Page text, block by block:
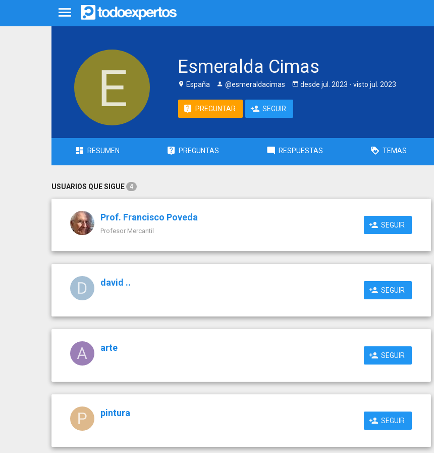
Esmeralda Cimas
España @esmeraldacimas desde jul. 2023 - visto jul. 2023
PREGUNTAR SEGUIR
RESUMEN PREGUNTAS RESPUESTAS TEMAS
USUARIOS QUE SIGUE 4
Prof. Francisco Poveda
Profesor Mercantil
SEGUIR
david ..
SEGUIR
arte
SEGUIR
pintura
SEGUIR